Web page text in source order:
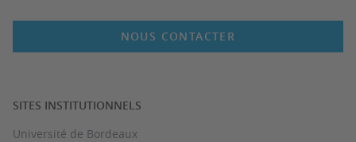
NOUS CONTACTER
SITES INSTITUTIONNELS
Université de Bordeaux